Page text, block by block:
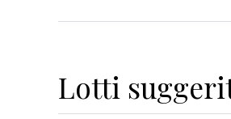
Lotti